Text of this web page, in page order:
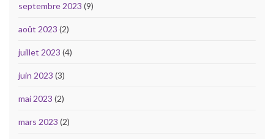
septembre 2023 (9)
août 2023 (2)
juillet 2023 (4)
juin 2023 (3)
mai 2023 (2)
mars 2023 (2)